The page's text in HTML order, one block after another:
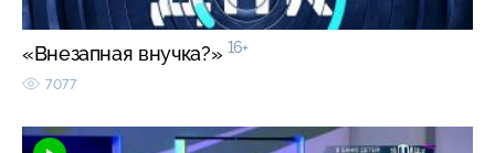
«Внезапная внучка?» 16+
7077